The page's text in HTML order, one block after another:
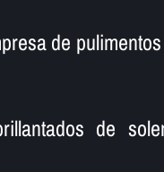
de
de